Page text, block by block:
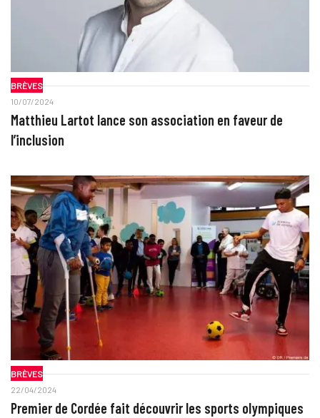
BRÈVES
10/07/2024
Matthieu Lartot lance son association en faveur de
l’inclusion
BRÈVES
22/04/2024
Premier de Cordée fait découvrir les sports olympiques